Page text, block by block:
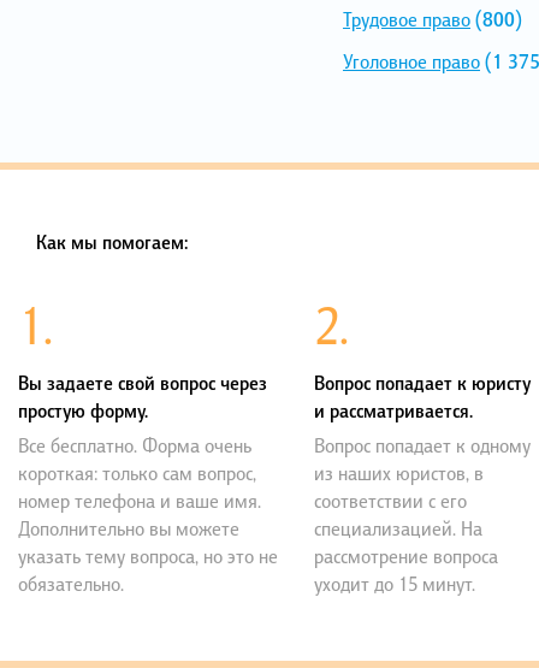
Трудовое право(800)
Уголовное право(1
Как мы помогаем:
1.
Вы задаете свой вопрос через
простую форму.
Все бесплатно. Форма очень
короткая: только сам вопрос,
номер телефона и ваше имя.
Дополнительно вы можете
указать тему вопроса, но это не
обязательно.
2.
Вопрос попадает к юристу
и рассматривается.
Вопрос попадает к одному
из наших юристов, в
соответствии с его
специализацией. На
рассмотрение вопроса
уходит до 15 минут.